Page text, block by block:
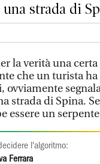
una strada di
la verità una
che un turista ha
ovviamente
strada di Spina.
essere un
l'algoritmo:
Ferrara